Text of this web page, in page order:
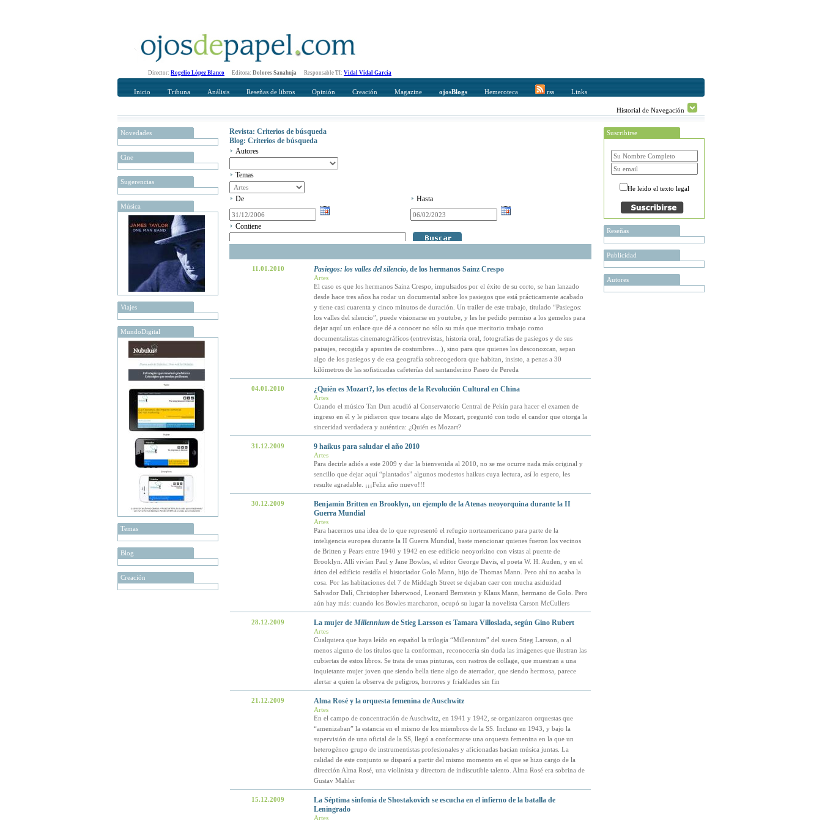
Director: Rogelio López Blanco Editora: Dolores Sanahuja Responsable TI: Vidal Vidal Garcia
Inicio Tribuna Análisis Reseñas de libros Opinión Creación Magazine ojosBlogs Hemeroteca rss Links
Historial de Navegación
Novedades
Cine
Sugerencias
Música
Viajes
MundoDigital
Temas
Blog
Creación
Revista: Criterios de búsqueda
Blog: Criterios de búsqueda
Autores
Temas
De Hasta
Contiene
11.01.2010 Pasiegos: los valles del silencio, de los hermanos Sainz Crespo
Artes
El caso es que los hermanos Sainz Crespo, impulsados por el éxito de su corto, se han lanzado
desde hace tres años ha rodar un documental sobre los pasiegos que está prácticamente acabado
y tiene casi cuarenta y cinco minutos de duración. Un trailer de este trabajo, titulado “Pasiegos:
los valles del silencio”, puede visionarse en youtube, y les he pedido permiso a los gemelos para
dejar aquí un enlace que dé a conocer no sólo su más que meritorio trabajo como
documentalistas cinematográficos (entrevistas, historia oral, fotografías de pasiegos y de sus
paisajes, recogida y apuntes de costumbres…), sino para que quienes los desconozcan, sepan
algo de los pasiegos y de esa geografía sobrecogedora que habitan, insisto, a penas a 30
kilómetros de las sofisticadas cafeterías del santanderino Paseo de Pereda
04.01.2010 ¿Quién es Mozart?, los efectos de la Revolución Cultural en China
Artes
Cuando el músico Tan Dun acudió al Conservatorio Central de Pekín para hacer el examen de
ingreso en él y le pidieron que tocara algo de Mozart, preguntó con todo el candor que otorga la
sinceridad verdadera y auténtica: ¿Quién es Mozart?
31.12.2009 9 haikus para saludar el año 2010
Artes
Para decirle adiós a este 2009 y dar la bienvenida al 2010, no se me ocurre nada más original y
sencillo que dejar aquí “plantados” algunos modestos haikus cuya lectura, así lo espero, les
resulte agradable. ¡¡¡Feliz año nuevo!!!
30.12.2009
Benjamin Britten en Brooklyn, un ejemplo de la Atenas neoyorquina durante la II
Guerra Mundial
Artes
Para hacernos una idea de lo que representó el refugio norteamericano para parte de la
inteligencia europea durante la II Guerra Mundial, baste mencionar quienes fueron los vecinos
de Britten y Pears entre 1940 y 1942 en ese edificio neoyorkino con vistas al puente de
Brooklyn. Allí vivían Paul y Jane Bowles, el editor George Davis, el poeta W. H. Auden, y en el
ático del edificio residía el historiador Golo Mann, hijo de Thomas Mann. Pero ahí no acaba la
cosa. Por las habitaciones del 7 de Middagh Street se dejaban caer con mucha asiduidad
Salvador Dalí, Christopher Isherwood, Leonard Bernstein y Klaus Mann, hermano de Golo. Pero
aún hay más: cuando los Bowles marcharon, ocupó su lugar la novelista Carson McCullers
28.12.2009 La mujer de Millenniumde Stieg Larsson es Tamara Villoslada, según Gino Rubert
Artes
Cualquiera que haya leído en español la trilogía “Millennium” del sueco Stieg Larsson, o al
menos alguno de los títulos que la conforman, reconocería sin duda las imágenes que ilustran las
cubiertas de estos libros. Se trata de unas pinturas, con rastros de collage, que muestran a una
inquietante mujer joven que siendo bella tiene algo de aterrador, que siendo hermosa, parece
alertar a quien la observa de peligros, horrores y frialdades sin fin
21.12.2009 Alma Rosé y la orquesta femenina de Auschwitz
Artes
En el campo de concentración de Auschwitz, en 1941 y 1942, se organizaron orquestas que
“amenizaban” la estancia en el mismo de los miembros de la SS. Incluso en 1943, y bajo la
supervisión de una oficial de la SS, llegó a conformarse una orquesta femenina en la que un
heterogéneo grupo de instrumentistas profesionales y aficionadas hacían música juntas. La
calidad de este conjunto se disparó a partir del mismo momento en el que se hizo cargo de la
dirección Alma Rosé, una violinista y directora de indiscutible talento. Alma Rosé era sobrina de
Gustav Mahler
15.12.2009
La Séptima sinfonía de Shostakovich se escucha en el infierno de la batalla de
Leningrado
Artes
Suscribirse
He leido el texto legal
Reseñas
Publicidad
Autores